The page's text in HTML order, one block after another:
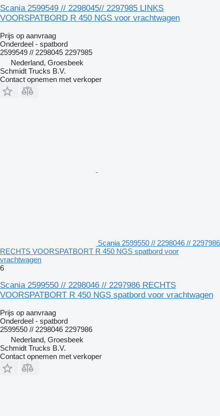
Scania 2599549 // 2298045// 2297985 LINKS
VOORSPATBORD R 450 NGS voor vrachtwagen
Prijs op aanvraag
Onderdeel - spatbord
2599549 // 2298045 2297985
Nederland, Groesbeek
Schmidt Trucks B.V.
Contact opnemen met verkoper
Scania 2599550 // 2298046 // 2297986
RECHTS VOORSPATBORT R 450 NGS spatbord voor
vrachtwagen
6
Scania 2599550 // 2298046 // 2297986 RECHTS
VOORSPATBORT R 450 NGS spatbord voor vrachtwagen
Prijs op aanvraag
Onderdeel - spatbord
2599550 // 2298046 2297986
Nederland, Groesbeek
Schmidt Trucks B.V.
Contact opnemen met verkoper